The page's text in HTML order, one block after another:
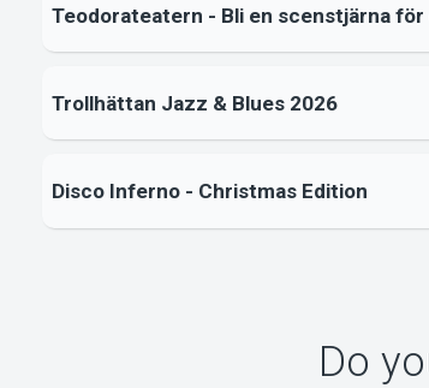
Teodorateatern - Bli en scenstjärna för
Trollhättan Jazz & Blues 2026
Disco Inferno - Christmas Edition
Do